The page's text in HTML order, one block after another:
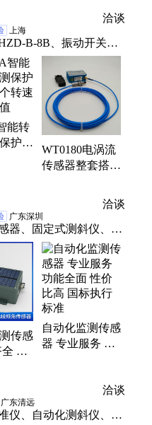
表
洽谈
上海
B-8B、振动开关、
涡流传感器、测振仪、
SZ-6、HZD-B-III、
L、VM-63A、HY-
B-35、HZ-892A-EX、
能转
护仪
WT0180电涡流
传感器整套搭配
洽谈
广东深圳
器、固定式测斜仪、沉
监测系统、深基坑监测
压计、渗压计
传感
售
好
自动化监测传感
器 专业服务 功
洽谈
广东清远
仪、自动化测斜仪、倾